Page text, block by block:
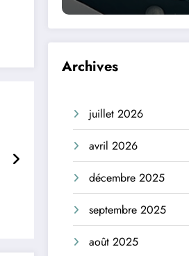
Archives
juillet 2026
avril 2026
décembre 2025
septembre 2025
août 2025